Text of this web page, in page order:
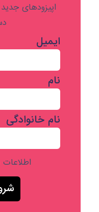
اپیزودهای
ایمیل
نام
نام خانوادگی